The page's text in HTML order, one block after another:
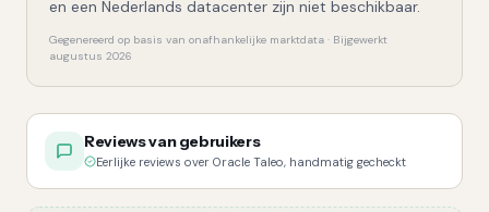
en een Nederlands datacenter zijn niet beschikbaar.
Gegenereerd op basis van onafhankelijke marktdata · Bijgewerkt
augustus 2026
Reviews van gebruikers
Eerlijke reviews over Oracle Taleo, handmatig gecheckt